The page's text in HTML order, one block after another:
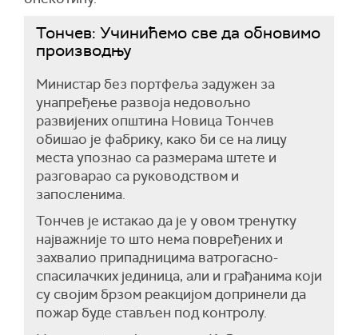
Тончев: Учинићемо све да обновимо
производњу
Министар без портфеља задужен за
унапређење развоја недовољно
развијених општина Новица Тончев
обишао је фабрику, како би се на лицу
места упознао са размерама штете и
разговарао са руководством и
запосленима.
Тончев је истакао да је у овом тренутку
најважније то што нема повређених и
захвалио припадницима ватрогасно-
спасилачких јединица, али и грађанима који
су својим брзом реакцијом допринели да
пожар буде стављен под контролу.